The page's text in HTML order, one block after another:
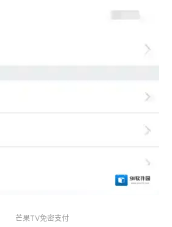
芒果TV免密支付